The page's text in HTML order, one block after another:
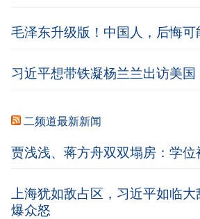
毛泽东升级版！中国人，后悔可
习近平想带铁凝杨兰兰出访美国
二频道最新新闻
贾浅浅、蒋方舟双双塌房：学
上海犹如敌占区，习近平如临大
爆众怒